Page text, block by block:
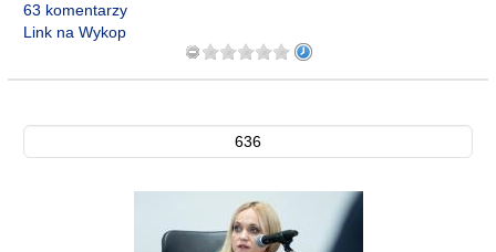
63 komentarzy
Link na Wykop
636